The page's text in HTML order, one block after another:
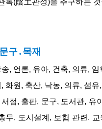
록(陰土관성)을 추구하는
구․목재
, 언론, 유아, 건축, 의류,
화원, 축산, 낙농, 의류, 섬
점, 출판, 문구, 도서관, 유
무, 도시설계, 보험 관련,